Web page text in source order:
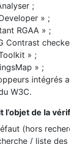
;
» ;
RGAA » ;
Contrast
» ;
» ;
intégrés
W3C.
l’objet de la
(hors
/ liste